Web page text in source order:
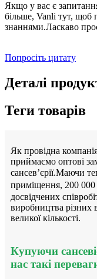
Якщо у вас є
більше, Vanli тут, щоб
знаннями.Ласкаво
Попросіть цитату
Деталі
Теги товарів
Як провідна
приймаємо оптові
сансев’єрії.Маючи
приміщення, 200
досвідчених
виробництва різних
великої кількості.
Купуючи
нас такі